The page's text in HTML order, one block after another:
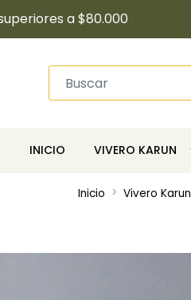
a $80.000
INICIO VIVERO KARUN
Inicio Vivero Karun